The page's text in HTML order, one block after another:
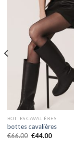
BOTTES CAVALIÈRES
bottes cavalières
€66.00 €44.00